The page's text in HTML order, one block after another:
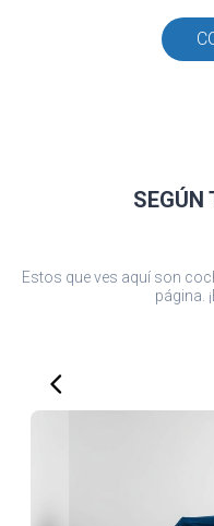
SEGÚN
Estos que ves aquí son
página.